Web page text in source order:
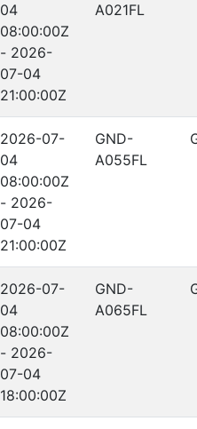
04
08:00:00Z
- 2026-
07-04
21:00:00Z
A021FL
2026-07-
04
08:00:00Z
- 2026-
07-04
21:00:00Z
GND-
A055FL
2026-07-
04
08:00:00Z
- 2026-
07-04
18:00:00Z
GND-
A065FL